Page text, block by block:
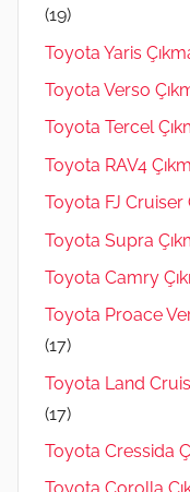
(19)
Toyota Yaris
Toyota Verso
Toyota Tercel
Toyota RAV4
Toyota FJ Cruiser
Toyota Supra
Toyota Camry
Toyota Proace
(17)
Toyota Land
(17)
Toyota Cressida